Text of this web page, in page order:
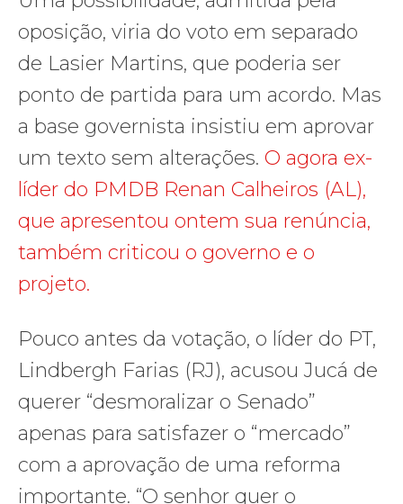
oposição, viria do voto em separado
de Lasier Martins, que poderia ser
ponto de partida para um acordo. Mas
a base governista insistiu em aprovar
um texto sem alterações. O agora ex-
líder do PMDB Renan Calheiros (AL),
que apresentou ontem sua renúncia,
também criticou o governo e o
projeto.
Pouco antes da votação, o líder do PT,
Lindbergh Farias (RJ), acusou Jucá de
querer “desmoralizar o Senado”
apenas para satisfazer o “mercado”
com a aprovação de uma reforma
importante. “O senhor quer o